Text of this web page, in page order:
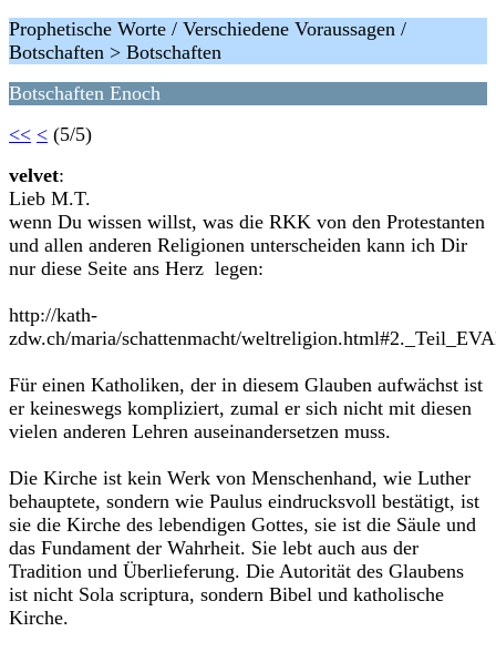
Prophetische Worte / Verschiedene Voraussagen /
Botschaften > Botschaften
Botschaften Enoch
<< < (5/5)
velvet:
Lieb M.T.
wenn Du wissen willst, was die RKK von den Protestanten
und allen anderen Religionen unterscheiden kann ich Dir
nur diese Seite ans Herz legen:
http://kath-
zdw.ch/maria/schattenmacht/
Für einen Katholiken, der in diesem Glauben aufwächst ist
er keineswegs kompliziert, zumal er sich nicht mit diesen
vielen anderen Lehren auseinandersetzen muss.
Die Kirche ist kein Werk von Menschenhand, wie Luther
behauptete, sondern wie Paulus eindrucksvoll bestätigt, ist
sie die Kirche des lebendigen Gottes, sie ist die Säule und
das Fundament der Wahrheit. Sie lebt auch aus der
Tradition und Überlieferung. Die Autorität des Glaubens
ist nicht Sola scriptura, sondern Bibel und katholische
Kirche.